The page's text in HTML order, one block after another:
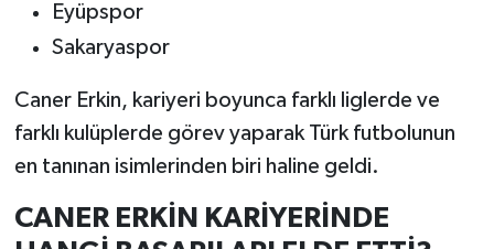
Eyüpspor
Sakaryaspor
Caner Erkin, kariyeri boyunca farklı liglerde ve
farklı kulüplerde görev yaparak Türk futbolunun
en tanınan isimlerinden biri haline geldi.
CANER ERKİN KARİYERİNDE